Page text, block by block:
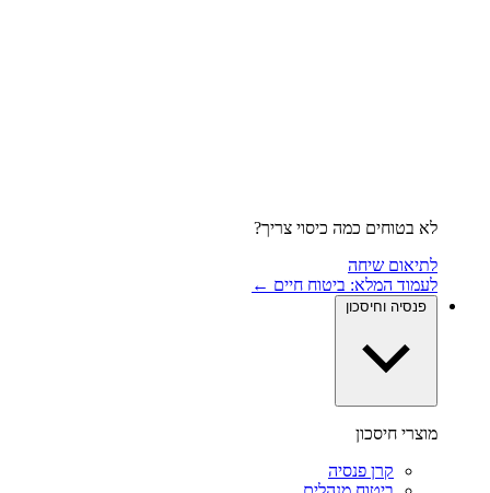
לא בטוחים כמה כיסוי צריך?
לתיאום שיחה
לעמוד המלא: ביטוח חיים ←
פנסיה וחיסכון
מוצרי חיסכון
קרן פנסיה